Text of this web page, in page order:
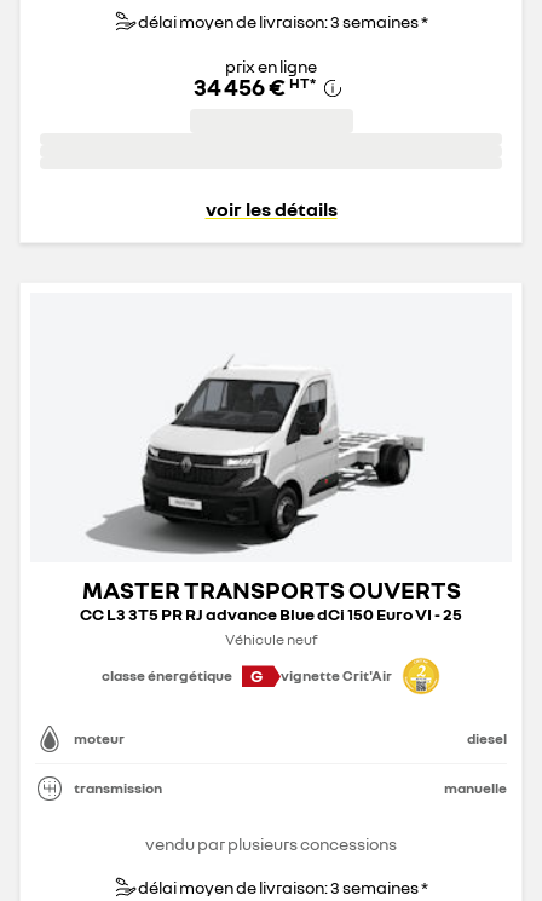
délai moyen de livraison: 3 semaines *
prix en ligne
34 456 € HT*
voir les détails
MASTER TRANSPORTS OUVERTS
CC L3 3T5 PR RJ advance Blue dCi 150 Euro VI - 25
Véhicule neuf
classe énergétique
G vignette Crit'Air
moteur diesel
transmission manuelle
vendu par plusieurs concessions
délai moyen de livraison: 3 semaines *